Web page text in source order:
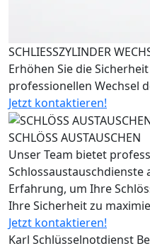
SCHLIESSZYLINDER
Erhöhen Sie die
professionellen Wechsel
Jetzt kontaktieren!
SCHLÖSS AUSTAUSCHEN
Unser Team bietet
Schlossaustauschdienste
Erfahrung, um Ihre
Ihre Sicherheit zu
Jetzt kontaktieren!
Karl Schlüsselnotdienst